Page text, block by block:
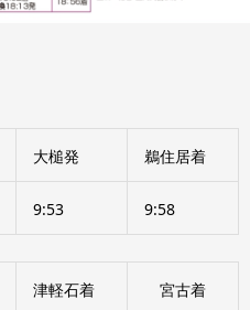
大槌発 鵜住居着
9:53 9:58
津軽石着 宮古着